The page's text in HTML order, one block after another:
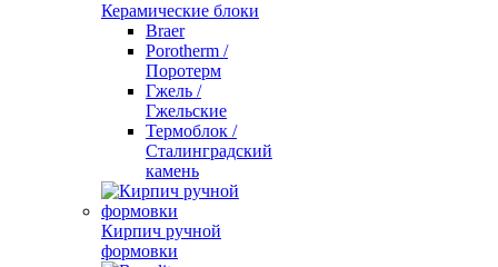
Керамические блоки
Braer
Porotherm /
Поротерм
Гжель /
Гжельские
Термоблок /
Сталинградский
камень
Кирпич ручной
формовки